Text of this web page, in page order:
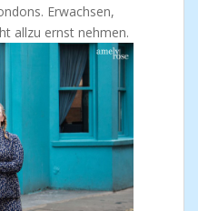
Erwachsen,
allzu ernst nehmen.